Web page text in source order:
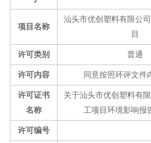
项目名称
汕头市优创塑料有限公
目
许可类别 普通
许可内容 同意按照环评文件
许可证书
名称
关于汕头市优创塑料有
工项目环境影响报
许可编号